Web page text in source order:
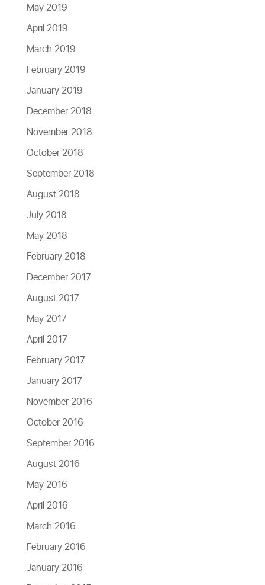
May 2019
April 2019
March 2019
February 2019
January 2019
December 2018
November 2018
October 2018
September 2018
August 2018
July 2018
May 2018
February 2018
December 2017
August 2017
May 2017
April 2017
February 2017
January 2017
November 2016
October 2016
September 2016
August 2016
May 2016
April 2016
March 2016
February 2016
January 2016